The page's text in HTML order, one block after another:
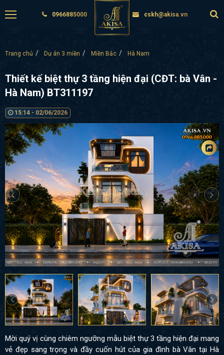
0966885000 cskh@akisa.vn
Trang chủ Dự án 3 miền Miền Bắc Hà Nam
Thiết kế biệt thự 3 tầng hiện đại (CĐT: bà Vân -
Hà Nam) BT311197
15:14 - 02/06/2026
Mời quý vị cùng chiêm ngưỡng mẫu biệt thự 3 tầng hiện đại mang
vẻ đẹp sang trọng và đầy cuốn hút của gia đình bà Vân tại Hà